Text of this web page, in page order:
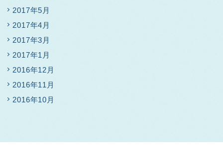
2017年5月
2017年4月
2017年3月
2017年1月
2016年12月
2016年11月
2016年10月